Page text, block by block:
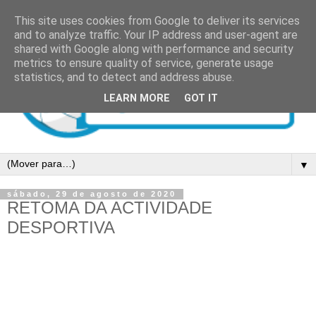
▼
sábado, 29 de agosto de 2020
RETOMA DA ACTIVIDADE
DESPORTIVA
This site uses cookies from Google to deliver its services
and to analyze traffic. Your IP address and user-agent are
shared with Google along with performance and security
metrics to ensure quality of service, generate usage
statistics, and to detect and address abuse.
LEARN MORE GOT IT